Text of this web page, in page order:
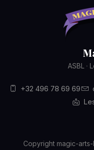
ASBL ·
+32 496 78 69 69
Copyright magic-